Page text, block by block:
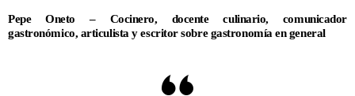
Pepe Oneto – Cocinero, docente culinario, comunicador
gastronómico, articulista y escritor sobre gastronomía en general